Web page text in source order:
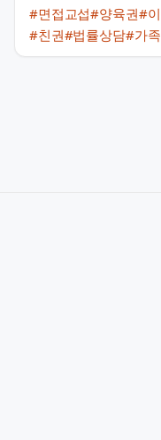
#면접교섭#양육권#
#친권#법률상담#가